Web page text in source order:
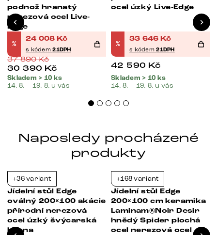
podnož hranatý
nerezová ocel Live-
Edge
%
24 008 Kč
s kódem21DPH
37 890Kč
30 390 Kč
Skladem > 10 ks
14. 8. – 19. 8. u vás
ocel úzký Live-Edge
%
33 646 Kč
s kódem21DPH
42 590 Kč
Skladem > 10 ks
14. 8. – 19. 8. u vás
Naposledy procházené
produkty
+36 variant
Jídelní stůl Edge
oválný 200×100 akácie
přírodní nerezová
ocel úzký švýcarská
hrana
+168 variant
Jídelní stůl Edge
200×100 cm keramika
Laminam®Noir Desir
hnědý Spider plochá
ocel nerezová ocel